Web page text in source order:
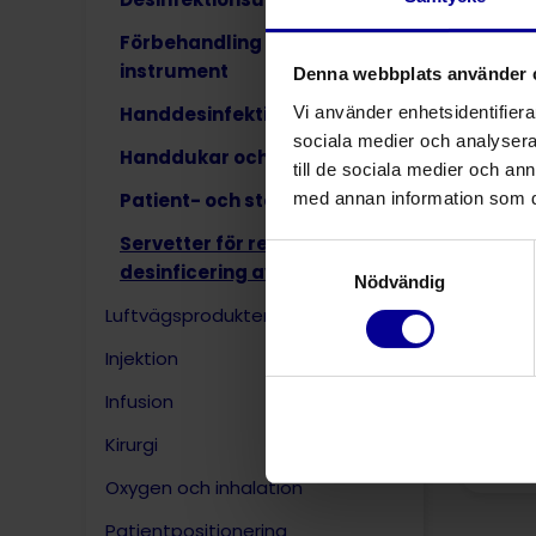
Denna webbplats använder
Vi använder
sociala medier och
till de sociala medier och
med annan information som
Samtyckesval
Nödvändig
Förbehandling av smutsiga
instrument
Handdesinfektion
Handdukar och badlakan
Patient- och stödkuddar
Servetter för rengöring och
desinficering av ytor
Luftvägsprodukter
Injektion
Infusion
Kirurgi
Oxygen och inhalation
Patientpositionering